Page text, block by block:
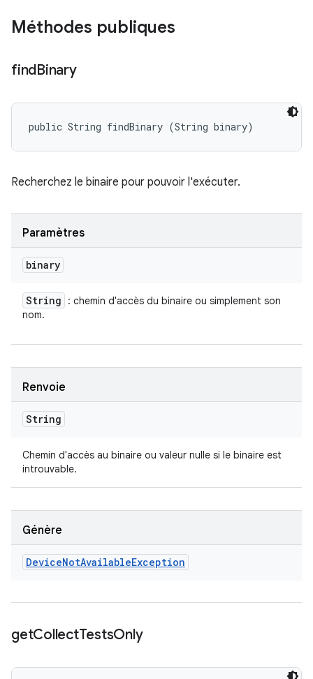
Méthodes publiques
findBinary
public String findBinary (String binary)
Recherchez le binaire pour pouvoir l'exécuter.
Paramètres
binary
String
: chemin d'accès du binaire ou simplement son
nom.
Renvoie
String
Chemin d'accès au binaire ou valeur nulle si le binaire est
introuvable.
Génère
DeviceNotAvailableException
getCollectTestsOnly